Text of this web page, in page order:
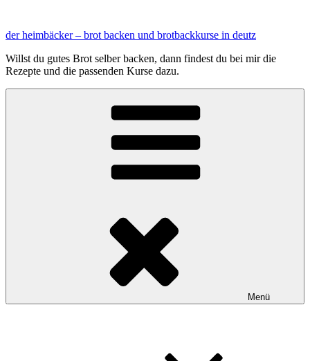
springen
der heimbäcker – brot backen und brotbackkurse in deutz
Willst du gutes Brot selber backen, dann findest du bei mir die
Rezepte und die passenden Kurse dazu.
Menü